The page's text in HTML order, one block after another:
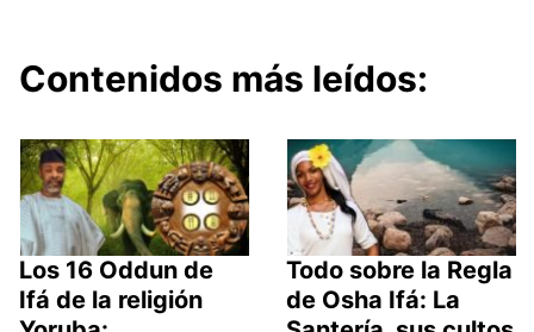
Contenidos más leídos:
Los 16 Oddun de
Ifá de la religión
Todo sobre la Regla
de Osha Ifá: La